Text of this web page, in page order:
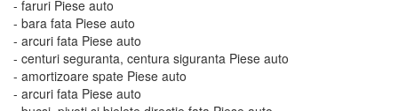
- faruri Piese auto
- bara fata Piese auto
- arcuri fata Piese auto
- centuri seguranta, centura siguranta Piese auto
- amortizoare spate Piese auto
- arcuri fata Piese auto